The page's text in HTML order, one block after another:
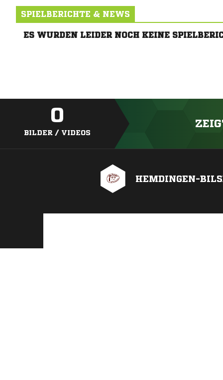
SPIELBERICHTE & NEWS
ES WURDEN LEIDER NOCH KEINE
0
BILDER / VIDEOS
HEMDINGEN-